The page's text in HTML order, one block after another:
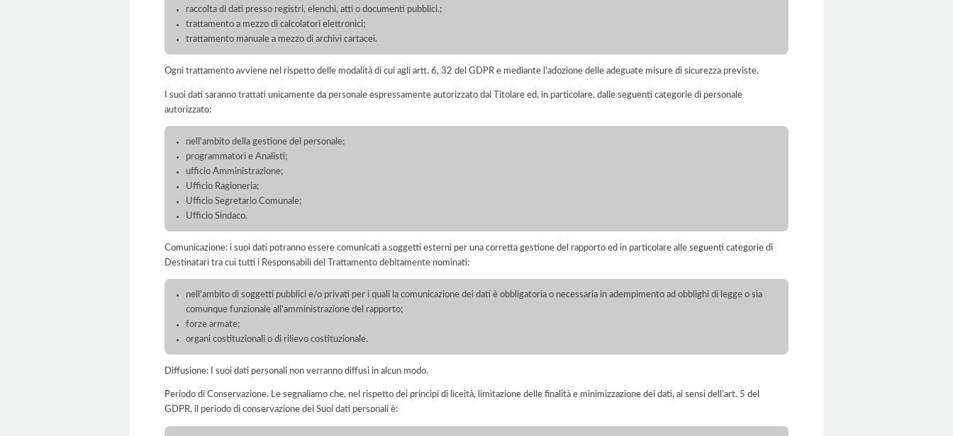
raccolta di dati presso registri, elenchi, atti o documenti pubblici.;
trattamento a mezzo di calcolatori elettronici;
trattamento manuale a mezzo di archivi cartacei.
Ogni trattamento avviene nel rispetto delle modalità di cui agli artt. 6, 32 del GDPR e mediante l'adozione delle adeguate misure di sicurezza previste.
I suoi dati saranno trattati unicamente da personale espressamente autorizzato dal Titolare ed, in particolare, dalle seguenti categorie di personale
autorizzato:
nell'ambito della gestione del personale;
programmatori e Analisti;
ufficio Amministrazione;
Ufficio Ragioneria;
Ufficio Segretario Comunale;
Ufficio Sindaco.
Comunicazione: i suoi dati potranno essere comunicati a soggetti esterni per una corretta gestione del rapporto ed in particolare alle seguenti categorie di
Destinatari tra cui tutti i Responsabili del Trattamento debitamente nominati:
nell'ambito di soggetti pubblici e/o privati per i quali la comunicazione dei dati è obbligatoria o necessaria in adempimento ad obblighi di legge o sia
comunque funzionale all'amministrazione del rapporto;
forze armate;
organi costituzionali o di rilievo costituzionale.
Diffusione: I suoi dati personali non verranno diffusi in alcun modo.
Periodo di Conservazione. Le segnaliamo che, nel rispetto dei principi di liceità, limitazione delle finalità e minimizzazione dei dati, ai sensi dell’art. 5 del
GDPR, il periodo di conservazione dei Suoi dati personali è: